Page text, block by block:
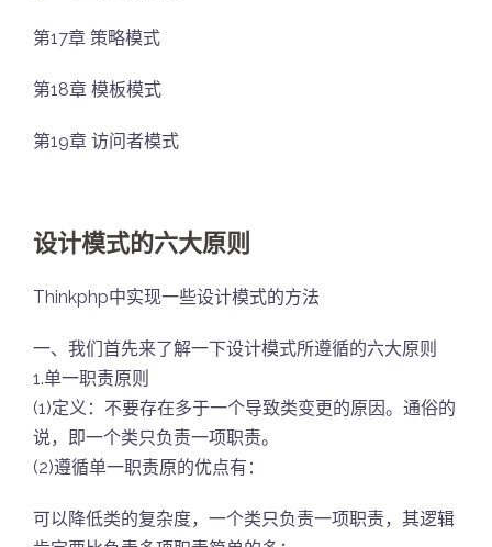
第17章 策略模式
第18章 模板模式
第19章 访问者模式
设计模式的六大原则
Thinkphp中实现一些设计模式的方法
一、我们首先来了解一下设计模式所遵循的六大原则
1.单一职责原则
(1)定义：不要存在多于一个导致类变更的原因。通俗的
说，即一个类只负责一项职责。
(2)遵循单一职责原的优点有：
可以降低类的复杂度，一个类只负责一项职责，其逻辑